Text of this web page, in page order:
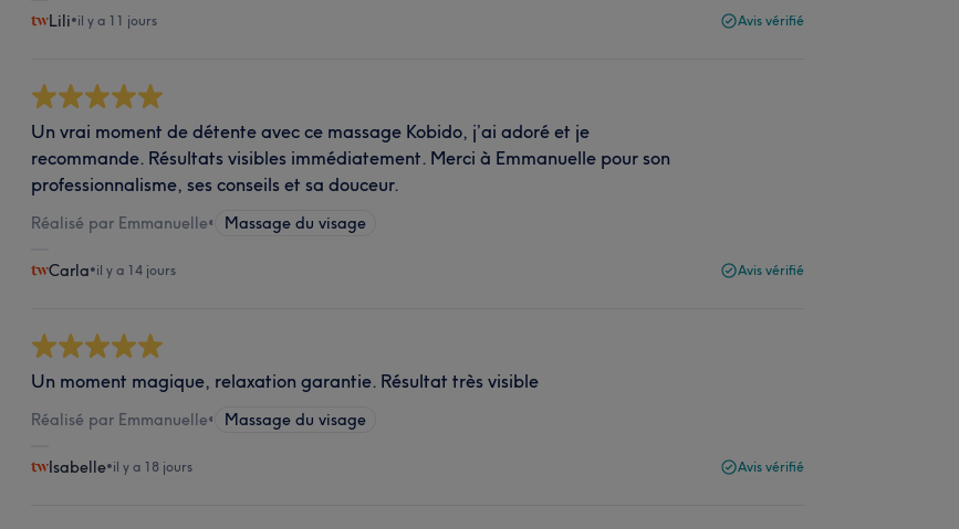
Lili•il y a 11 jours Avis vérifié
Un vrai moment de détente avec ce massage Kobido, j’ai adoré et je
recommande. Résultats visibles immédiatement. Merci à Emmanuelle pour son
professionnalisme, ses conseils et sa douceur.
Réalisé par Emmanuelle• Massage du visage
Carla•il y a 14 jours Avis vérifié
Un moment magique, relaxation garantie. Résultat très visible
Réalisé par Emmanuelle• Massage du visage
Isabelle•il y a 18 jours Avis vérifié